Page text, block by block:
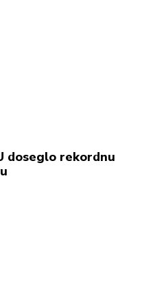
doseglo rekordnu